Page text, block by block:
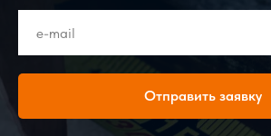
Отправить заявку